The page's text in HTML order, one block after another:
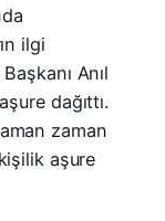
ilgi
Anıl
dağıttı.
zaman
aşure